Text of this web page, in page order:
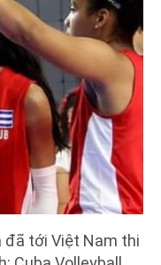
đã tới Việt Nam thi